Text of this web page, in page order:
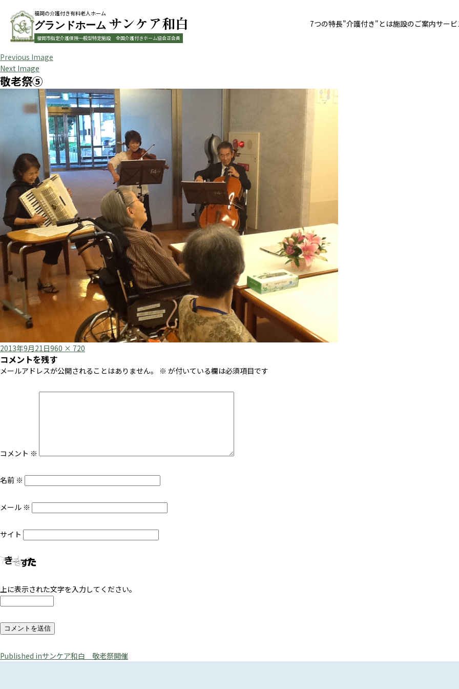
福岡の介護付き有料老人ホーム
グランドホーム サンケア和白
福岡市指定介護保険一般型特定施設 全国介護付きホーム協会正会員
7つの特長"介護付き"とは施設のご案内サー
Previous Image
Next Image
敬老祭⑤
Posted
on
2013年9月21日Full
size
960 × 720
コメントを残す
メールアドレスが公開されることはありません。 ※ が付いている欄は必須項目です
コメント ※
名前 ※
メール ※
サイト
上に表示された文字を入力してください。
投
Published inサンケア和白 敬老祭開催